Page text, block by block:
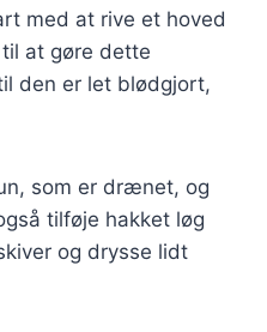
med at rive et hoved
at gøre dette
den er let blødgjort,
som er drænet, og
tilføje hakket løg
og drysse lidt